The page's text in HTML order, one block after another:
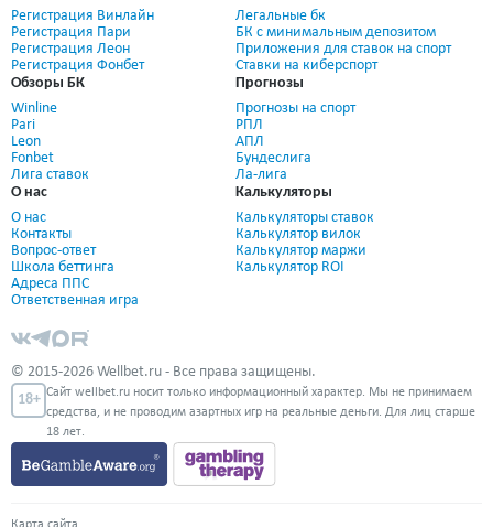
Регистрация Винлайн
Регистрация Пари
Регистрация Леон
Регистрация Фонбет
Легальные бк
БК с минимальным депозитом
Приложения для ставок на спорт
Ставки на киберспорт
Обзоры БК
Winline
Pari
Leon
Fonbet
Лига ставок
Прогнозы
Прогнозы на спорт
РПЛ
АПЛ
Бундеслига
Ла-лига
О нас
О нас
Контакты
Вопрос-ответ
Школа беттинга
Адреса ППС
Ответственная игра
Калькуляторы
Калькуляторы ставок
Калькулятор вилок
Калькулятор маржи
Калькулятор ROI
© 2015-2026 Wellbet.ru - Все права защищены.
18+ Сайт wellbet.ru носит только информационный характер. Мы не принимаем
средства, и не проводим азартных игр на реальные деньги. Для лиц старше
18 лет.